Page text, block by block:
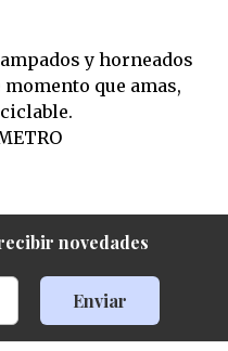
y horneados
momento que amas,
novedades
Enviar